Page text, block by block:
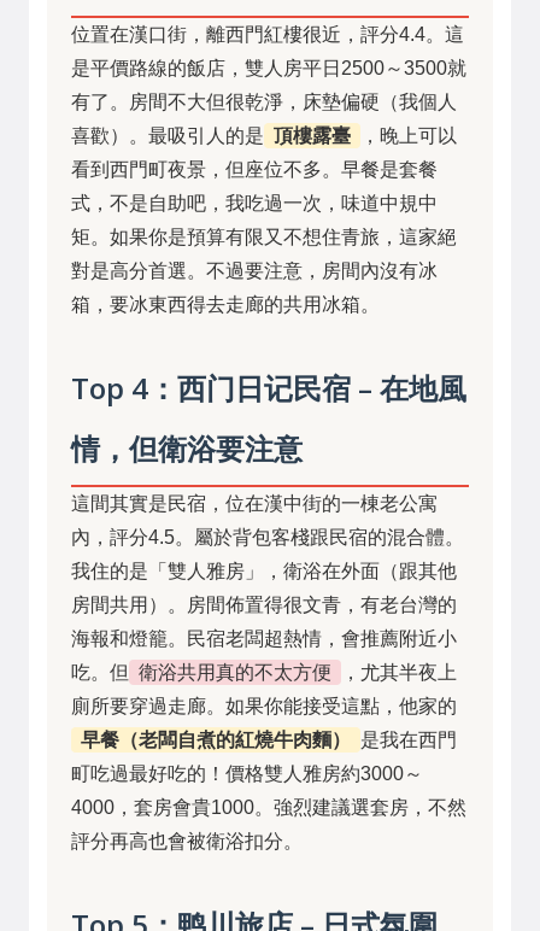
位置在漢口街，離西門紅樓很近，評分4.4。這
是平價路線的飯店，雙人房平日2500～3500就
有了。房間不大但很乾淨，床墊偏硬（我個人
喜歡）。最吸引人的是 頂樓露臺
，晚上可以
看到西門町夜景，但座位不多。早餐是套餐
式，不是自助吧，我吃過一次，味道中規中
矩。如果你是預算有限又不想住青旅，這家絕
對是高分首選。不過要注意，房間內沒有冰
箱，要冰東西得去走廊的共用冰箱。
Top 4：西门日记民宿 – 在地風
情，但衛浴要注意
這間其實是民宿，位在漢中街的一棟老公寓
內，評分4.5。屬於背包客棧跟民宿的混合體。
我住的是「雙人雅房」，衛浴在外面（跟其他
房間共用）。房間佈置得很文青，有老台灣的
海報和燈籠。民宿老闆超熱情，會推薦附近小
吃。但 衛浴共用真的不太方便
，尤其半夜上
廁所要穿過走廊。如果你能接受這點，他家的
早餐（老闆自煮的紅燒牛肉麵）
是我在西門
町吃過最好吃的！價格雙人雅房約3000～
4000，套房會貴1000。強烈建議選套房，不然
評分再高也會被衛浴扣分。